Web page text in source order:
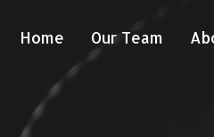
Home Our Team